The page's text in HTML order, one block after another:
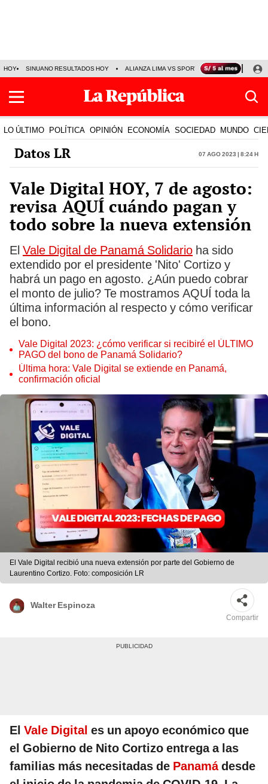
HOY SINUANO RESULTADOS HOY ALIANZA LIMA VS SPORT BOYS JORGE
LO ÚLTIMO POLÍTICA OPINIÓN ECONOMÍA SOCIEDAD MUNDO
Datos LR 07 Ago 2023 | 8:24 h
Vale Digital HOY, 7 de agosto:
revisa AQUÍ cuándo pagan y
todo sobre la nueva extensión
El Vale Digital de Panamá Solidario ha sido
extendido por el presidente 'Nito' Cortizo y
habrá un pago en agosto. ¿Aún puedo cobrar
el monto de julio? Te mostramos AQUÍ toda la
última información al respecto y cómo verificar
el bono.
Vale Digital 2023: ¿cómo verificar si recibiré el ÚLTIMO
PAGO del bono de Panamá Solidario?
Última hora: Vale Digital se extiende en Panamá,
confirmación oficial
El Vale Digital recibió una nueva extensión por parte del Gobierno de
Laurentino Cortizo. Foto: composición LR
Walter Espinoza
Compartir
El Vale Digital es un apoyo económico que
el Gobierno de Nito Cortizo entrega a las
familias más necesitadas de Panamádesde